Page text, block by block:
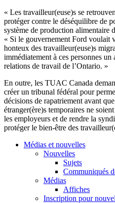
« Les travailleur(euse)s se
protéger contre le déséquilibre de
système de production alimentaire
« Si le gouvernement Ford voulait
honteux des travailleur(euse)s
immédiatement à ces personnes
relations de travail de l’Ontario. »
En outre, les TUAC Canada
créer un tribunal fédéral pour
décisions de rapatriement avant
étranger(ère)s temporaires ne
les employeurs et de rendre la
protéger le bien-être des
Médias et nouvelles
Nouvelles
Sujets
Communiqués
Médias
Affiches
Inscription pour